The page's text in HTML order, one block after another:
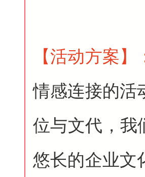
【活动方案 】
情感连接的活
位与文代，我
悠长的企业文